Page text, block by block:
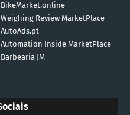
BikeMarket.online
Weighing Review MarketPlace
AutoAds.pt
Automation Inside MarketPlace
Barbearia JM